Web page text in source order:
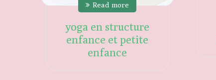
Read more
yoga en structure
enfance et petite
enfance